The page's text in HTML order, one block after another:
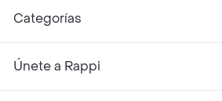
Categorías
Únete a Rappi